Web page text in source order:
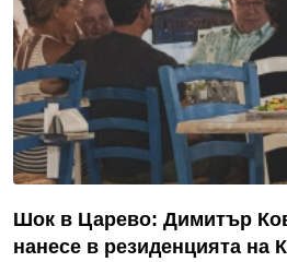
Шок в Царево: Димитър
нанесе в резиденцията на